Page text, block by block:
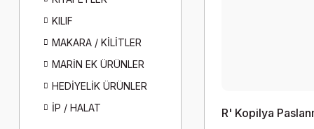
KILIF
MAKARA / KİLİTLER
MARİN EK ÜRÜNLER
HEDİYELİK ÜRÜNLER
İP / HALAT
R' Kopilya